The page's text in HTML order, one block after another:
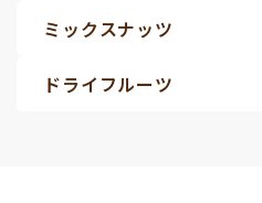
ミックスナッツ
ドライフルーツ